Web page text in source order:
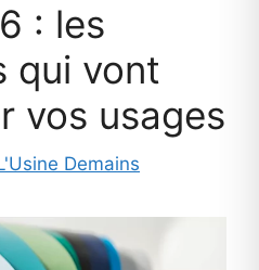
: les
qui vont
vos usages
Demains